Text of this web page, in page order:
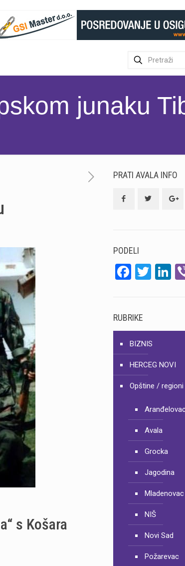
junaku
s Košara
PRATI AVALA INFO
PODELI
RUBRIKE
BIZNIS
HERCEG NOVI
Opštine / regioni
Avala
Grocka
Jagodina
Mladenovac
NIŠ
Novi Sad
Požarevac